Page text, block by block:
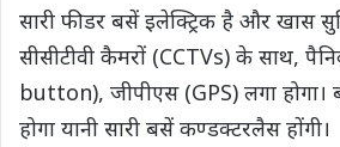
सारी फीडर बसें इलेक्ट्रिक है और खास
सीसीटीवी कैमरों (CCTVs) के साथ,
button), जीपीएस (GPS) लगा होगा।
होगा यानी सारी बसें कण्डक्टरलैस होंगी।